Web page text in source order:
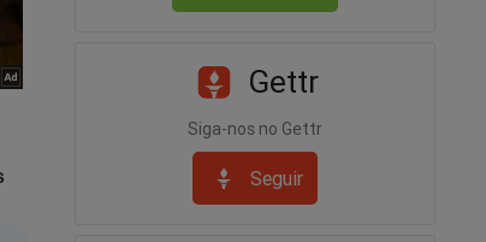
Gettr
Siga-nos no Gettr
Seguir